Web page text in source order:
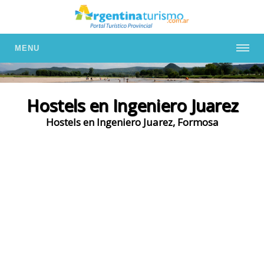
MENU
Hostels en Ingeniero Juarez
Hostels en Ingeniero Juarez, Formosa